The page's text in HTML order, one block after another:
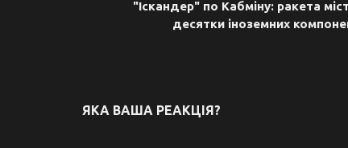
"Іскандер" по Кабміну: ракета
десятки іноземних
ЯКА ВАША РЕАКЦІЯ?